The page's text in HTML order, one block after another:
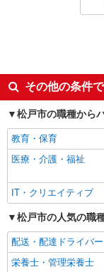
同じ雇用形態から
入社日応相談
経験者・有資格者歓迎
女性活躍中
フリーター歓迎
ブランクOK
エルダー（50代～）
高収入・高額
昇給あり
フルタイム歓迎
駅直結・駅チカ
その他の条件
松戸市の職種から
教育・保育
医療・介護・福祉
IT・クリエイティブ
松戸市の人気の職
配送・配達ドライバー
栄養士・管理栄養士